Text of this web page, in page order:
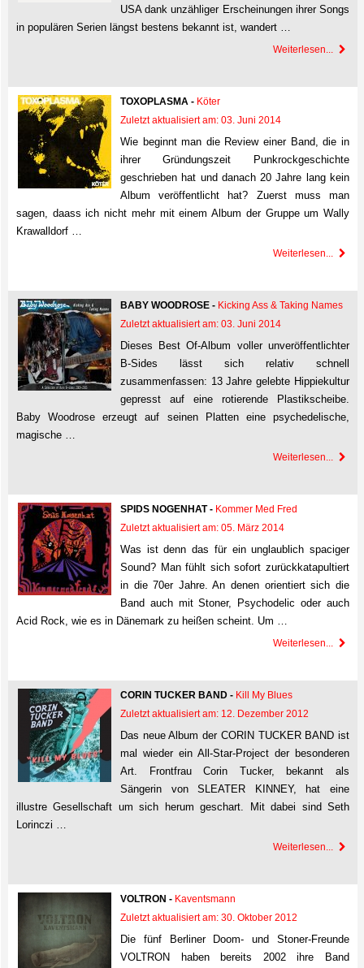
USA dank unzähliger Erscheinungen ihrer Songs
in populären Serien längst bestens bekannt ist, wandert …
Weiterlesen...
TOXOPLASMA - Köter
Zuletzt aktualisiert am: 03. Juni 2014
Wie beginnt man die Review einer Band, die in
ihrer Gründungszeit Punkrockgeschichte
geschrieben hat und danach 20 Jahre lang kein
Album veröffentlicht hat? Zuerst muss man
sagen, daass ich nicht mehr mit einem Album der Gruppe um Wally
Krawalldorf …
Weiterlesen...
BABY WOODROSE - Kicking Ass & Taking Names
Zuletzt aktualisiert am: 03. Juni 2014
Dieses Best Of-Album voller unveröffentlichter
B-Sides lässt sich relativ schnell
zusammenfassen: 13 Jahre gelebte Hippiekultur
gepresst auf eine rotierende Plastikscheibe.
Baby Woodrose erzeugt auf seinen Platten eine psychedelische,
magische …
Weiterlesen...
SPIDS NOGENHAT - Kommer Med Fred
Zuletzt aktualisiert am: 05. März 2014
Was ist denn das für ein unglaublich spaciger
Sound? Man fühlt sich sofort zurückkatapultiert
in die 70er Jahre. An denen orientiert sich die
Band auch mit Stoner, Psychodelic oder auch
Acid Rock, wie es in Dänemark zu heißen scheint. Um …
Weiterlesen...
CORIN TUCKER BAND - Kill My Blues
Zuletzt aktualisiert am: 12. Dezember 2012
Das neue Album der CORIN TUCKER BAND ist
mal wieder ein All-Star-Project der besonderen
Art. Frontfrau Corin Tucker, bekannt als
Sängerin von SLEATER KINNEY, hat eine
illustre Gesellschaft um sich herum geschart. Mit dabei sind Seth
Lorinczi …
Weiterlesen...
VOLTRON - Kaventsmann
Zuletzt aktualisiert am: 30. Oktober 2012
Die fünf Berliner Doom- und Stoner-Freunde
VOLTRON haben bereits 2002 ihre Band